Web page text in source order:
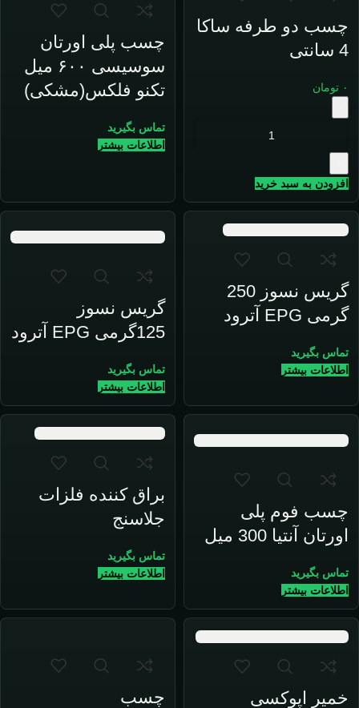
چسب دو طرفه ساکا
4 سانتی
۰ تومان
افزودن به سبد خرید
چسب پلی اورتان
سوسیسی ۶۰۰ میل
تکنو فلکس(مشکی)
تماس بگیرید
اطلاعات بیشتر
گریس نسوز 250
گرمی EPG آترود
تماس بگیرید
اطلاعات بیشتر
گریس نسوز
125گرمی EPG آترود
تماس بگیرید
اطلاعات بیشتر
چسب فوم پلی
اورتان آنتیا 300 میل
تماس بگیرید
اطلاعات بیشتر
براق کننده فلزات
جلاسنج
تماس بگیرید
اطلاعات بیشتر
خمیر اپوکسی
چسب